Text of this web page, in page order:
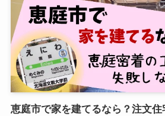
恵庭市で家を建てるなら？注文